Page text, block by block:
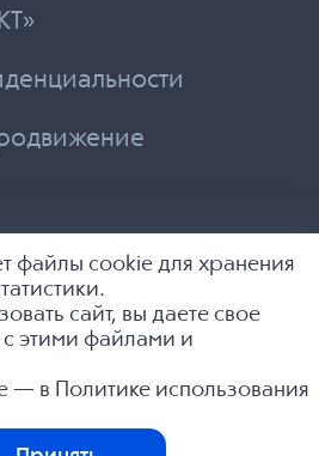
файлы cookie для хранения
сайт, вы даете свое
с этими файлами и
— в
Политике использования